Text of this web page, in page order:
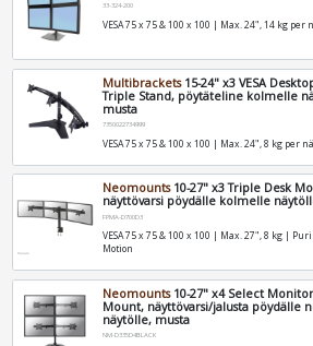
33-324-200
VESA 75 x 75 & 100 x 100 | Max. 24", 14 kg per
Multibrackets15-24" x3 VESA
Triple Stand, pöytäteline kolmelle
musta
7350022734999
VESA 75 x 75 & 100 x 100 | Max. 24", 8 kg per
Neomounts10-27" x3 Triple Desk
näyttövarsi pöydälle kolmelle
FPMA-D700D3
VESA 75 x 75 & 100 x 100 | Max. 27", 8 kg |
Motion
Neomounts10-27" x4 Select
Mount, näyttövarsi/jalusta pöydälle
näytölle, musta
NM-D335D4BLACK